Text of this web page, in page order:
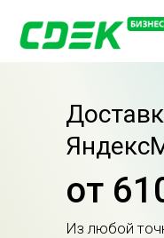
Из любой
от